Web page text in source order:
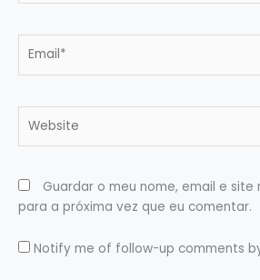
Guardar o meu nome, email e
para a próxima vez que eu comentar.
Notify me of follow-up comments